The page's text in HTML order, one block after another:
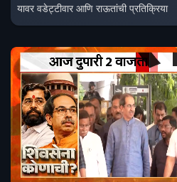
यावर वडेट्टीवार आणि राऊतांची प्रतिक्रिया